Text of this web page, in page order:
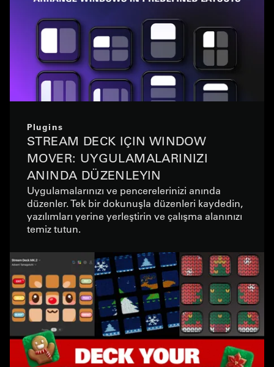
Plugins
STREAM DECK IÇIN WINDOW
MOVER: UYGULAMALARINIZI
ANINDA DÜZENLEYIN
Uygulamalarınızı ve pencerelerinizi anında
düzenler. Tek bir dokunuşla düzenleri kaydedin,
yazılımları yerine yerleştirin ve çalışma alanınızı
temiz tutun.